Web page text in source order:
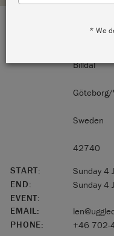
Billdal
Sweden
42740
START:
Sunday 4
END:
Sunday 4
EVENT:
EMAIL:
PHONE:
+46 702-
* We